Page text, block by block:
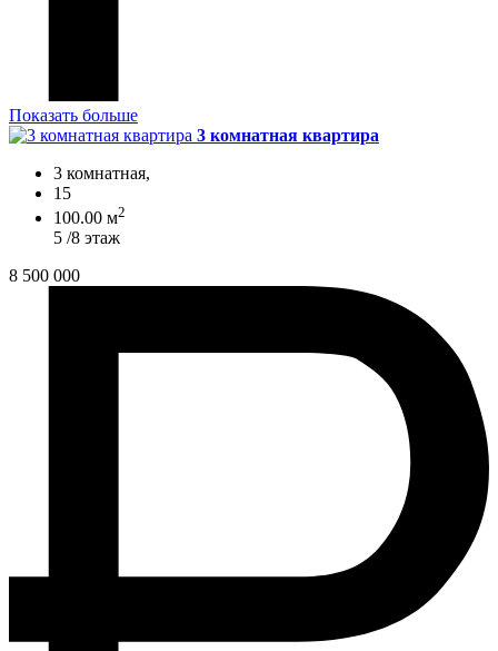
Показать больше
3 комнатная квартира
3 комнатная,
15
100.00 м2
5 /8 этаж
8 500 000